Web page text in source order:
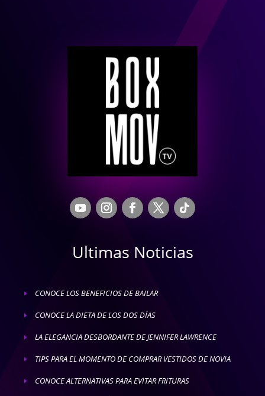
Ultimas Noticias
E CONOCE LOS BENEFICIOS DE BAILAR
E CONOCE LA DIETA DE LOS DOS DÍAS
E LA ELEGANCIA DESBORDANTE DE JENNIFER LAWRENCE
E TIPS PARA EL MOMENTO DE COMPRAR VESTIDOS DE NOVIA
E CONOCE ALTERNATIVAS PARA EVITAR FRITURAS